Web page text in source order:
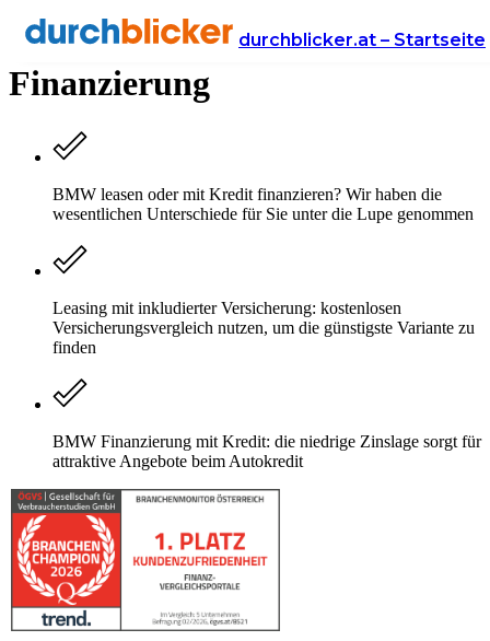
durchblicker.at – Startseite
BMW Leasing vs. Kredit
Finanzierung
BMW leasen oder mit Kredit finanzieren? Wir haben die
wesentlichen Unterschiede für Sie unter die Lupe genommen
Leasing mit inkludierter Versicherung: kostenlosen
Versicherungsvergleich nutzen, um die günstigste Variante zu
finden
BMW Finanzierung mit Kredit: die niedrige Zinslage sorgt für
attraktive Angebote beim Autokredit